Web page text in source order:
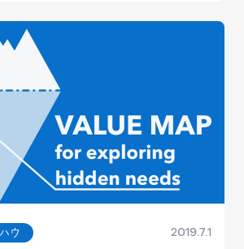
ウ 2019.7.1